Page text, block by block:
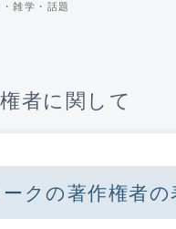
雑学・話題
者に関して
クの著作権者の